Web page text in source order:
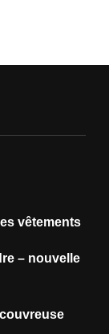
vêtements
– nouvelle